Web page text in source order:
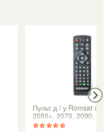
Пульт д / у Romsat (TR
2050+, 2070, 2090, T2
2018)